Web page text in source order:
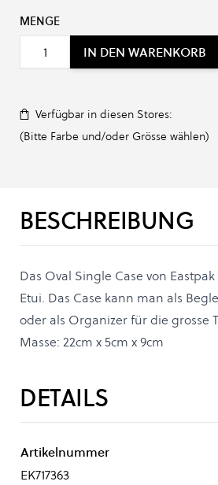
MENGE
IN DEN WARENKORB
Verfügbar in diesen Stores:
(Bitte Farbe und/oder Grösse wählen)
BESCHREIBUNG
Das Oval Single Case von
Etui. Das Case kann man als
oder als Organizer für die grosse
Masse: 22cm x 5cm x 9cm
DETAILS
Artikelnummer
EK717363